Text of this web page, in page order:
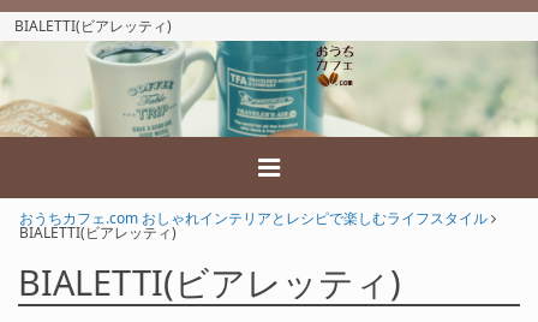
BIALETTI(ビアレッティ)
おうちカフェ.com おしゃれインテリアとレシピで楽しむライフスタイル
BIALETTI(ビアレッティ)
BIALETTI(ビアレッティ)